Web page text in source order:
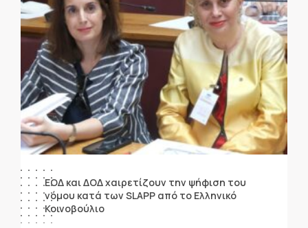
ΕΟΔ και ΔΟΔ χαιρετίζουν την ψήφιση του
νόμου κατά των SLAPP από το Ελληνικό
Κοινοβούλιο